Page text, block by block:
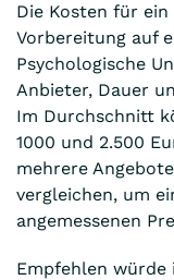
Die Kosten für
Vorbereitung auf
Psychologische
Anbieter, Dauer
Im Durchschnitt
1000 und 2.500
mehrere
vergleichen, um
angemessenen
Empfehlen würde